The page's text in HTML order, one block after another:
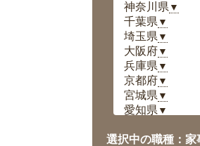
神奈川県 ▼
千葉県 ▼
埼玉県 ▼
大阪府▼
兵庫県 ▼
京都府▼
宮城県 ▼
愛知県 ▼
岡山県▼
選択中の職種：家